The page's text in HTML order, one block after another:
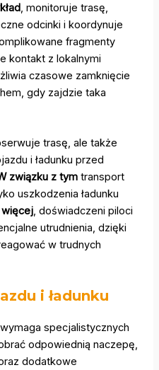
, monitoruje trasę,
odcinki i koordynuje
fragmenty
kontakt z lokalnymi
czasowe zamknięcie
gdy zajdzie taka
trasę, ale także
i ładunku przed
związku z tym transport
uszkodzenia ładunku
, doświadczeni piloci
utrudnienia, dzięki
w trudnych
i ładunku
specjalistycznych
odpowiednią naczepę,
dodatkowe